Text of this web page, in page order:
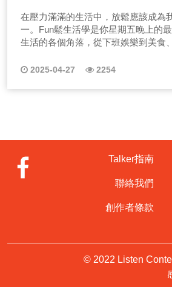
的生活注入放鬆能量
在壓力滿滿的生活中，放鬆應該成為
一。Fun鬆生活學是你星期五晚上的
生活的各個角落，從下班娛樂到美食
生活中找到平衡？立即收聽我們的節
部分 現代人生活繁忙，工作與家庭壓力讓我們疲於奔
式，讓週末成為真正的休息日。 生活充滿壓力？來Fun
鬆生活學找到解方 你是否因為工作壓力、家庭責任而感
到喘不過氣？每天的待辦事項總是讓
的心靈解藥。我們的節目從生活的各
為何選擇收聽Fun鬆生活學？ Fun鬆生活學的最大特色
在於它的多元性和實用性。我們深知
同，放鬆的需求也各有不同，因此我
2025-04-27 2254
Talker指南
聯絡我們
創作者條款
© 2022 Listen